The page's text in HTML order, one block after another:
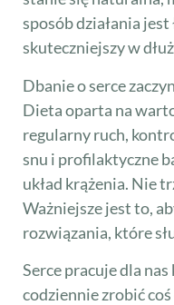
sposób działania jest
skuteczniejszy w
Dbanie o serce
Dieta oparta na
regularny ruch,
snu i profilaktyczne
układ krążenia. Nie
Ważniejsze jest to,
rozwiązania, które
Serce pracuje dla
codziennie zrobić